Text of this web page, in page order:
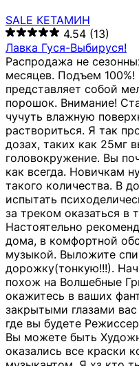
SALE КЕТАМИН
4.54 (13)
Лавка Гуся-Выбируся!
Распродажа не
месяцев. Подъем
представляет собой
порошок. Внимание!
чучуть влажную
раствориться. Я так
дозах, таких как 25мг
головокружение. Вы
как всегда. Новичкам
такого количества. В
испытать
за треком оказаться в
Настоятельно
дома, в комфортной
музыкой. Выложите
дорожку(тонкую!!!).
похож на Волшебные
окажитесь в ваших
закрытыми глазами
где вы будете
Вы можете быть
оказались все краски